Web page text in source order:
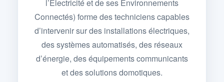
l’Électricité et de ses Environnements
Connectés) forme des techniciens capables
d’intervenir sur des installations électriques,
des systèmes automatisés, des réseaux
d’énergie, des équipements communicants
et des solutions domotiques.